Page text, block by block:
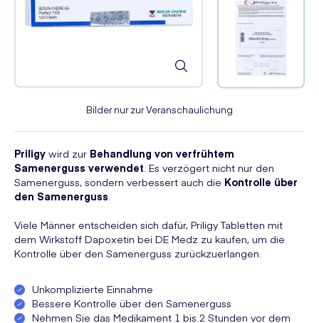
Bilder nur zur Veranschaulichung
Priligy wird zur Behandlung von verfrühtem
Samenerguss verwendet . Es verzögert nicht nur den
Samenerguss, sondern verbessert auch die Kontrolle über
den Samenerguss
Viele Männer entscheiden sich dafür, Priligy Tabletten mit
dem Wirkstoff Dapoxetin bei DE Medz zu kaufen, um die
Kontrolle über den Samenerguss zurückzuerlangen.
Unkomplizierte Einnahme
Bessere Kontrolle über den Samenerguss
Nehmen Sie das Medikament 1 bis 2 Stunden vor dem